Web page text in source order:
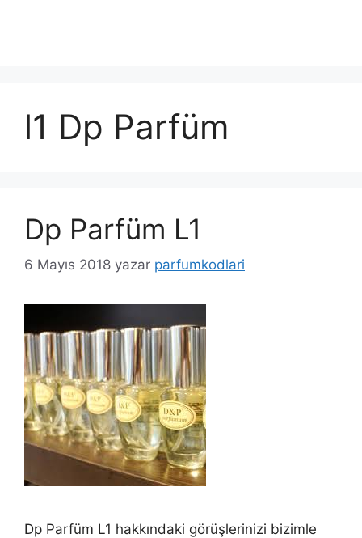
l1 Dp Parfüm
Dp Parfüm L1
6 Mayıs 2018 yazar parfumkodlari
Dp Parfüm L1 hakkındaki görüşlerinizi bizimle